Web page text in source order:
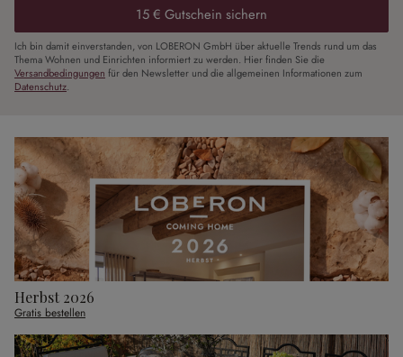
15 € Gutschein sichern
Ich bin damit einverstanden, von LOBERON GmbH über aktuelle Trends rund um das
Thema Wohnen und Einrichten informiert zu werden. Hier finden Sie die
Versandbedingungen für den Newsletter und die allgemeinen Informationen zum
Datenschutz.
Herbst 2026
Gratis bestellen